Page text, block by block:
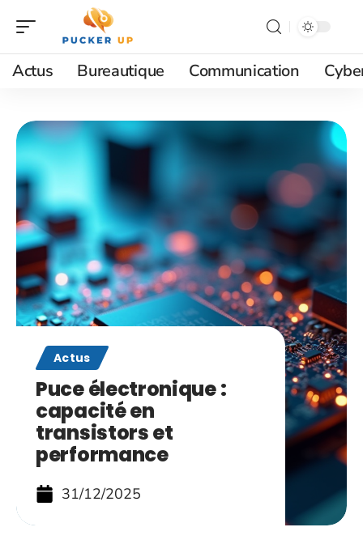
Actus Bureautique Communication
Actus
Puce électronique :
capacité en
transistors et
performance
31/12/2025